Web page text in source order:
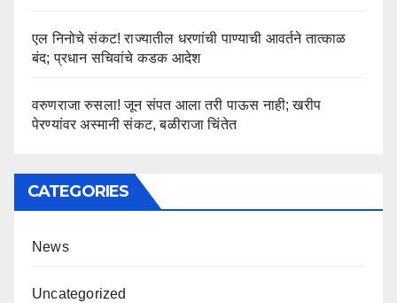
एल निनोचे संकट! राज्यातील धरणांची पाण्याची आवर्तने तात्काळ
बंद; प्रधान सचिवांचे कडक आदेश
वरुणराजा रुसला! जून संपत आला तरी पाऊस नाही; खरीप
पेरण्यांवर अस्मानी संकट, बळीराजा चिंतेत
CATEGORIES
News
Uncategorized